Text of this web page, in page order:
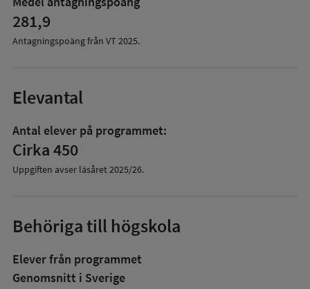
281,9
Antagningspoäng från VT 2025.
Elevantal
Antal elever på programmet:
Cirka 450
Uppgiften avser läsåret2025/26.
Behöriga till högskola
Elever från programmet
Genomsnitt i Sverige